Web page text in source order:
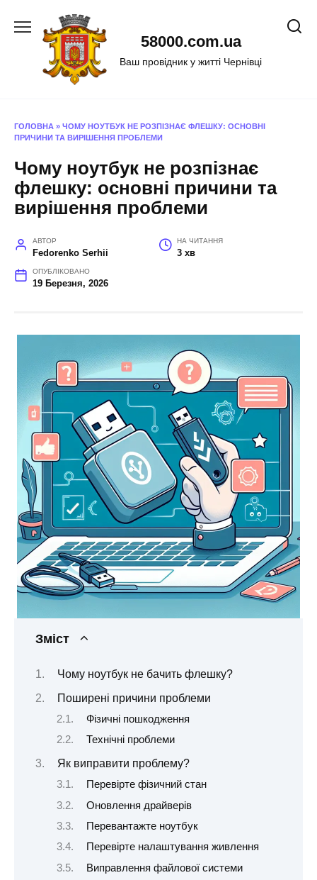
58000.com.ua
Ваш провідник у житті Чернівці
ГОЛОВНА » ЧОМУ НОУТБУК НЕ РОЗПІЗНАЄ ФЛЕШКУ: ОСНОВНІ
ПРИЧИНИ ТА ВИРІШЕННЯ ПРОБЛЕМИ
Чому ноутбук не розпізнає
флешку: основні причини та
вирішення проблеми
АВТОР
Fedorenko Serhii
НА ЧИТАННЯ
3 хв
ОПУБЛІКОВАНО
19 Березня, 2026
Зміст
Чому ноутбук не бачить флешку?
Поширені причини проблеми
Фізичні пошкодження
Технічні проблеми
Як виправити проблему?
Перевірте фізичний стан
Оновлення драйверів
Перевантажте ноутбук
Перевірте налаштування живлення
Виправлення файлової системи